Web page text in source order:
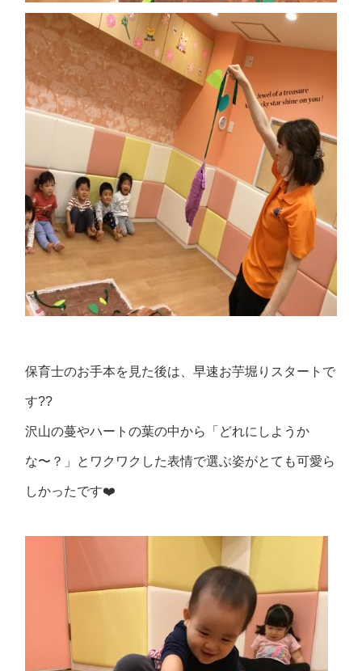
保育士のお手本を見た後は、早速お芋堀りスタートで
す??
沢山の蔓やハートの葉の中から「どれにしようか
な〜？」とワクワクした表情で選ぶ姿がとても可愛ら
しかったです❤️